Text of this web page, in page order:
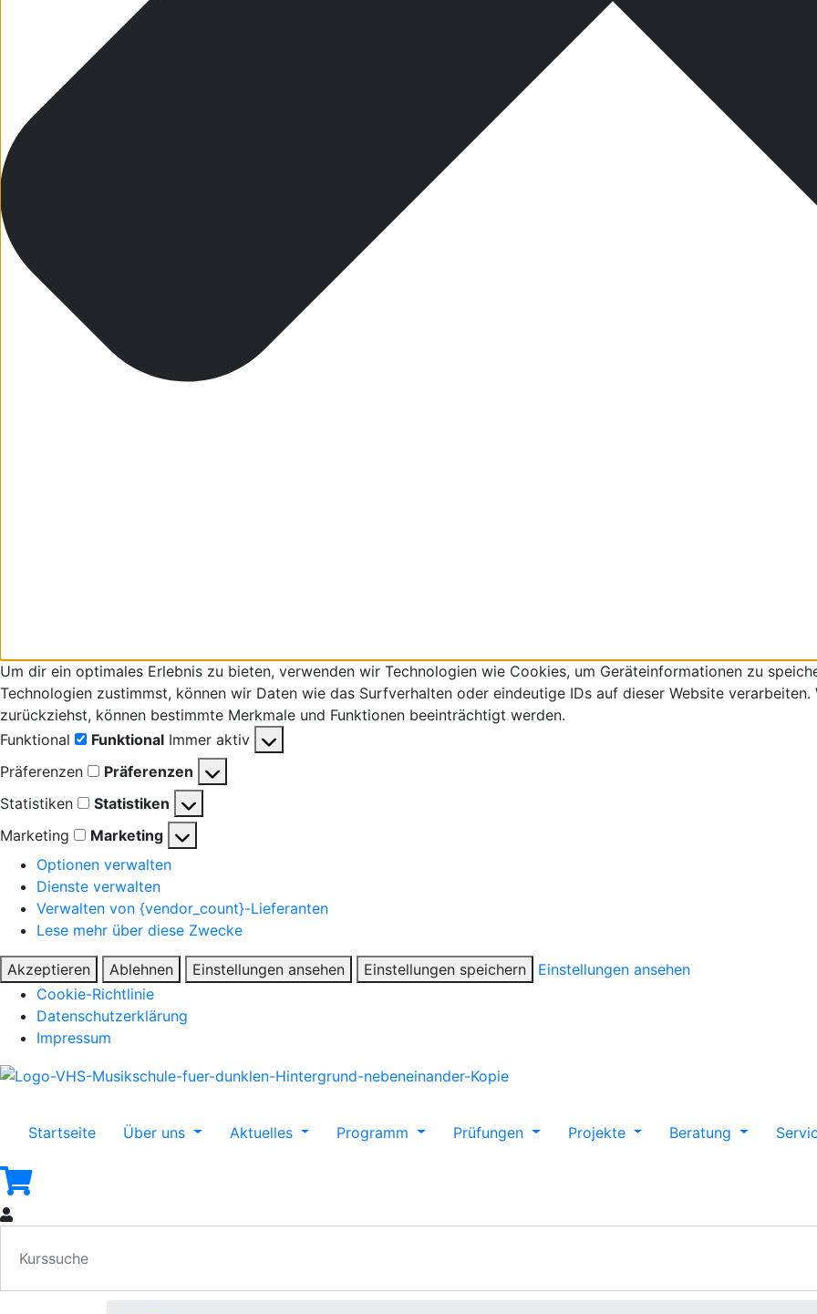
Um dir ein optimales Erlebnis zu bieten, verwenden wir Technologien wie Cookies, um Geräteinformationen zu
Technologien zustimmst, können wir Daten wie das Surfverhalten oder eindeutige IDs auf dieser Website
zurückziehst, können bestimmte Merkmale und Funktionen beeinträchtigt werden.
Funktional
Funktional Immer aktiv
Präferenzen
Präferenzen
Statistiken
Statistiken
Marketing
Marketing
Optionen verwalten
Dienste verwalten
Verwalten von {vendor_count}-Lieferanten
Lese mehr über diese Zwecke
Akzeptieren Ablehnen Einstellungen ansehen Einstellungen speichern
Einstellungen ansehen
Cookie-Richtlinie
Datenschutzerklärung
Impressum
Startseite Über uns Aktuelles Programm Prüfungen Projekte Beratung